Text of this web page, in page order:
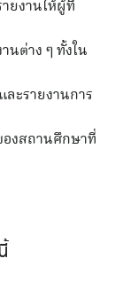
ยงานให้ผู้ที่
นต่าง ๆ ทั้งใน
ะรายงานการ
งสถานศึกษาที่